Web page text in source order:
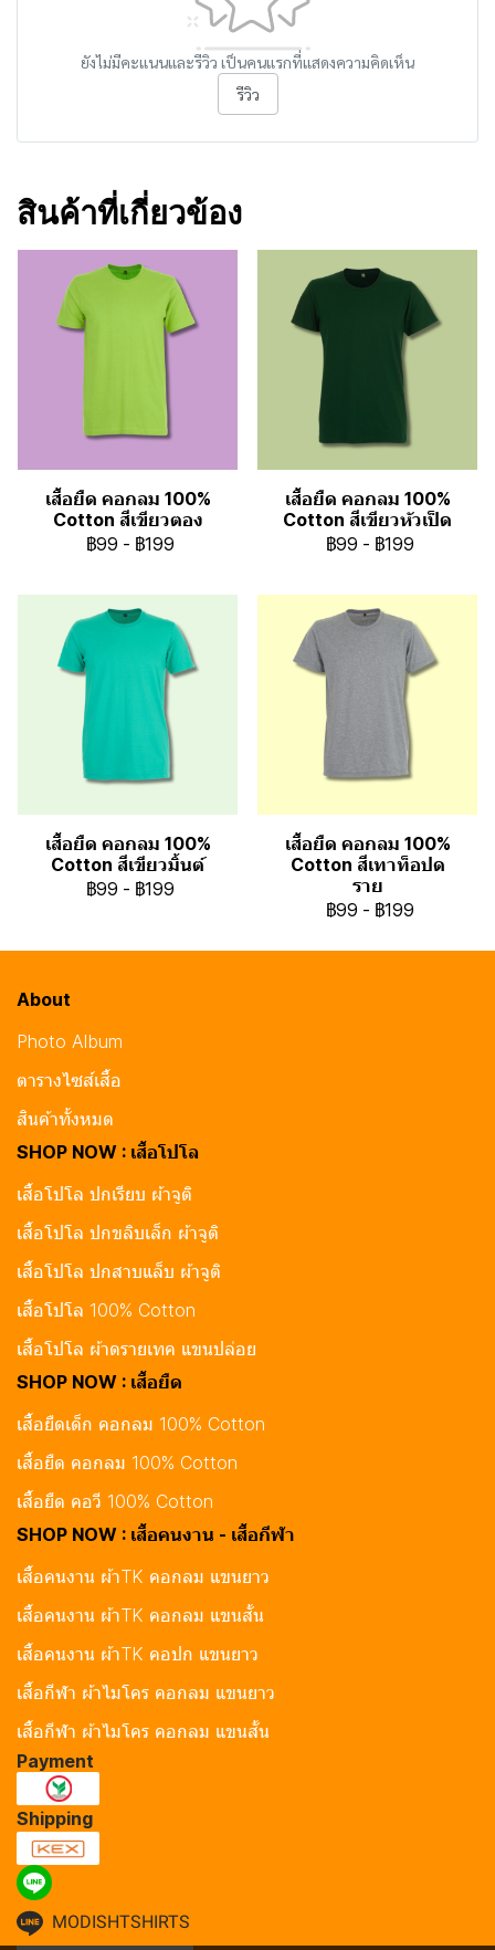
ยังไม่มีคะแนนและรีวิว เป็นคนแรกที่แสดงความคิดเห็น
รีวิว
สินค้าที่เกี่ยวข้อง
เสื้อยืด คอกลม 100%
Cotton สีเขียวตอง
฿99 - ฿199
เสื้อยืด คอกลม 100%
Cotton สีเขียวหัวเป็ด
฿99 - ฿199
เสื้อยืด คอกลม 100%
Cotton สีเขียวมิ้นต์
฿99 - ฿199
เสื้อยืด คอกลม 100%
Cotton สีเทาท็อปด
ราย
฿99 - ฿199
About
Photo Album
ตารางไซส์เสื้อ
สินค้าทั้งหมด
SHOP NOW : เสื้อโปโล
เสื้อโปโล ปกเรียบ ผ้าจูติ
เสื้อโปโล ปกขลิบเล็ก ผ้าจูติ
เสื้อโปโล ปกสาบแล็บ ผ้าจูติ
เสื้อโปโล 100% Cotton
เสื้อโปโล ผ้าดรายเทค แขนปล่อย
SHOP NOW : เสื้อยืด
เสื้อยืดเด็ก คอกลม 100% Cotton
เสื้อยืด คอกลม 100% Cotton
เสื้อยืด คอวี 100% Cotton
SHOP NOW : เสื้อคนงาน - เสื้อกีฬา
เสื้อคนงาน ผ้าTK คอกลม แขนยาว
เสื้อคนงาน ผ้าTK คอกลม แขนสั้น
เสื้อคนงาน ผ้าTK คอปก แขนยาว
เสื้อกีฬา ผ้าไมโคร คอกลม แขนยาว
เสื้อกีฬา ผ้าไมโคร คอกลม แขนสั้น
Payment
Shipping
MODISHTSHIRTS